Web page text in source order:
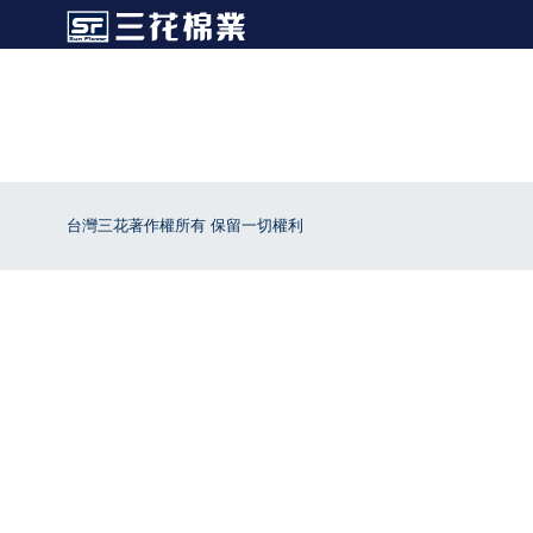
台灣三花著作權所有 保留一切權利